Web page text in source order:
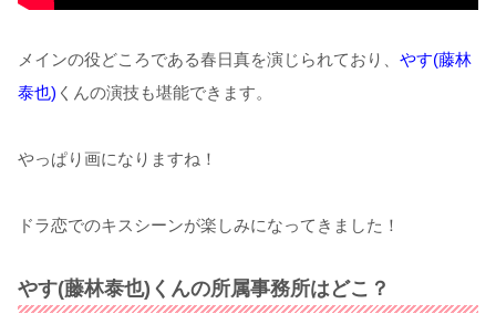
メインの役どころである春日真を演じられており、 やす(藤林
泰也) くんの演技も堪能できます。
やっぱり画になりますね！
ドラ恋でのキスシーンが楽しみになってきました！
やす(藤林泰也)くんの所属事務所はどこ？